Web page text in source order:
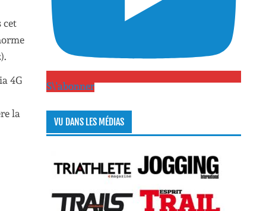
cet
4G
la
S\'abonner
VU DANS LES MÉDIAS